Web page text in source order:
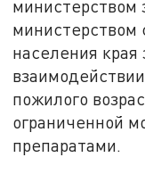
министерством
министерством
населения
пожилого
ограниченной
препаратами.